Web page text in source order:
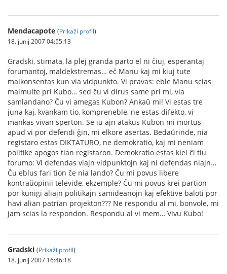
Mendacapote (Prikaži profil)
18. junij 2007 04:55:13
Gradski, stimata, la plej granda parto el ni ĉiuj, esperantaj
forumantoj, maldekstremas… eĉ Manu kaj mi kiuj tute
malkonsentas kun via vidpunkto. Vi pravas: eble Manu scias
malmulte pri Kubo… sed ĉu vi dirus same pri mi, via
samlandano? Ĉu vi amegas Kubon? Ankaŭ mi! Vi estas tre
juna kaj, kvankam tio, kompreneble, ne estas difekto, vi
mankas vivan sperton. Se iu ajn atakus Kubon mi mortus
apud vi por defendi ĝin, mi elkore asertas. Bedaŭrinde, nia
registaro estas DIKTATURO, ne demokratio, kaj mi neniam
politike apogos tian registaron. Demokratio estas kiel ĉi tiu
forumo: Vi defendas viajn vidpunktojn kaj ni defendas niajn…
Ĉu eblus fari tion ĉe nia lando? Ĉu mi povus libere
kontraŭopinii televide, ekzemple? Ĉu mi povus krei partion
por kunigi aliajn politikajn samideanojn kaj efektive baloti por
havi alian patrian projekton??? Ne respondu al mi, bonvole, mi
jam scias la respondon. Respondu al vi mem… Vivu Kubo!
Gradski (Prikaži profil)
18. junij 2007 16:46:18